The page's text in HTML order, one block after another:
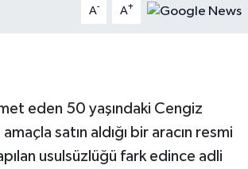
A- A+
eden 50 yaşındaki Cengiz
satın aldığı bir aracın resmi
usulsüzlüğü fark edince adli